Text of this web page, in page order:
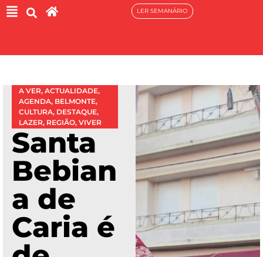
LER SEMANÁRIO
A VER, ACTUALIDADE,
AGENDA, BELMONTE,
CULTURA, DESTAQUE,
LAZER, REGIÃO, VIVER
Santa
Bebian
a de
Caria é